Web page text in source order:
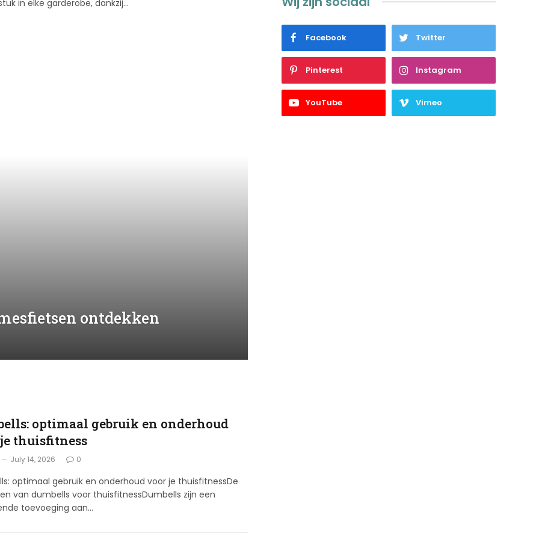
in elke garderobe, dankzij…
ontdekken
optimaal gebruik en onderhoud
thuisfitness
July 14, 2026 0
optimaal gebruik en onderhoud voor je thuisfitnessDe
van dumbells voor thuisfitnessDumbells zijn een
toevoeging aan…
Facebook Twitter
Pinterest Instagram
YouTube Vimeo